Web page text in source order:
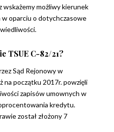
wskażemy możliwy kierunek
w oparciu o dotychczasowe
TSUE C-82/21?
Sąd Rejonowy w
na początku 2017r. powzięli
zapisów umownych w
kredytu.
został złożony 7